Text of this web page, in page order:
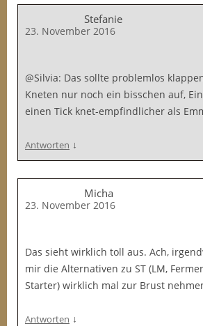
Stefanie
23. November 2016
@Silvia: Das sollte problemlos
Kneten nur noch ein bisschen auf,
einen Tick knet-empfindlicher als
Antworten ↓
Micha
23. November 2016
Das sieht wirklich toll aus. Ach,
mir die Alternativen zu ST (LM,
Starter) wirklich mal zur Brust
Antworten ↓